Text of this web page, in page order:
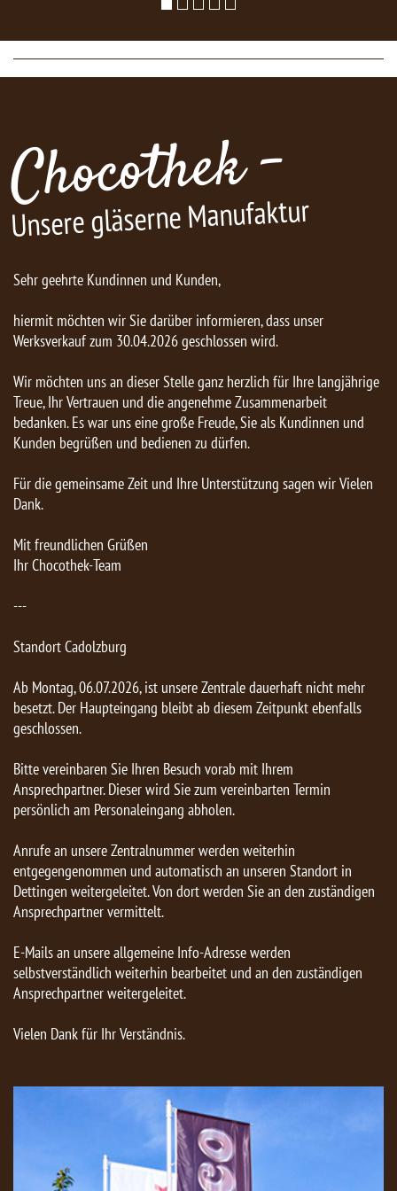
Chocothek -
Unsere gläserne Manufaktur
Sehr geehrte Kundinnen und Kunden,
hiermit möchten wir Sie darüber informieren, dass unser
Werksverkauf zum 30.04.2026 geschlossen wird.
Wir möchten uns an dieser Stelle ganz herzlich für Ihre langjährige
Treue, Ihr Vertrauen und die angenehme Zusammenarbeit
bedanken. Es war uns eine große Freude, Sie als Kundinnen und
Kunden begrüßen und bedienen zu dürfen.
Für die gemeinsame Zeit und Ihre Unterstützung sagen wir Vielen
Dank.
Mit freundlichen Grüßen
Ihr Chocothek-Team
---
Standort Cadolzburg
Ab Montag, 06.07.2026, ist unsere Zentrale dauerhaft nicht mehr
besetzt. Der Haupteingang bleibt ab diesem Zeitpunkt ebenfalls
geschlossen.
Bitte vereinbaren Sie Ihren Besuch vorab mit Ihrem
Ansprechpartner. Dieser wird Sie zum vereinbarten Termin
persönlich am Personaleingang abholen.
Anrufe an unsere Zentralnummer werden weiterhin
entgegengenommen und automatisch an unseren Standort in
Dettingen weitergeleitet. Von dort werden Sie an den zuständigen
Ansprechpartner vermittelt.
E-Mails an unsere allgemeine Info-Adresse werden
selbstverständlich weiterhin bearbeitet und an den zuständigen
Ansprechpartner weitergeleitet.
Vielen Dank für Ihr Verständnis.